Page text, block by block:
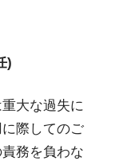
)
大な過失に
際してのご
務を負わな